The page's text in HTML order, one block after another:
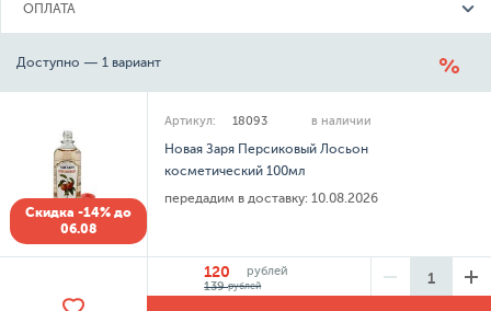
ОПЛАТА
Доступно — 1 вариант
Скидка -14% до
06.08
Артикул: 18093 в наличии
Новая Заря Персиковый Лосьон
косметический 100мл
передадим в доставку: 10.08.2026
120
рублей
139рублей